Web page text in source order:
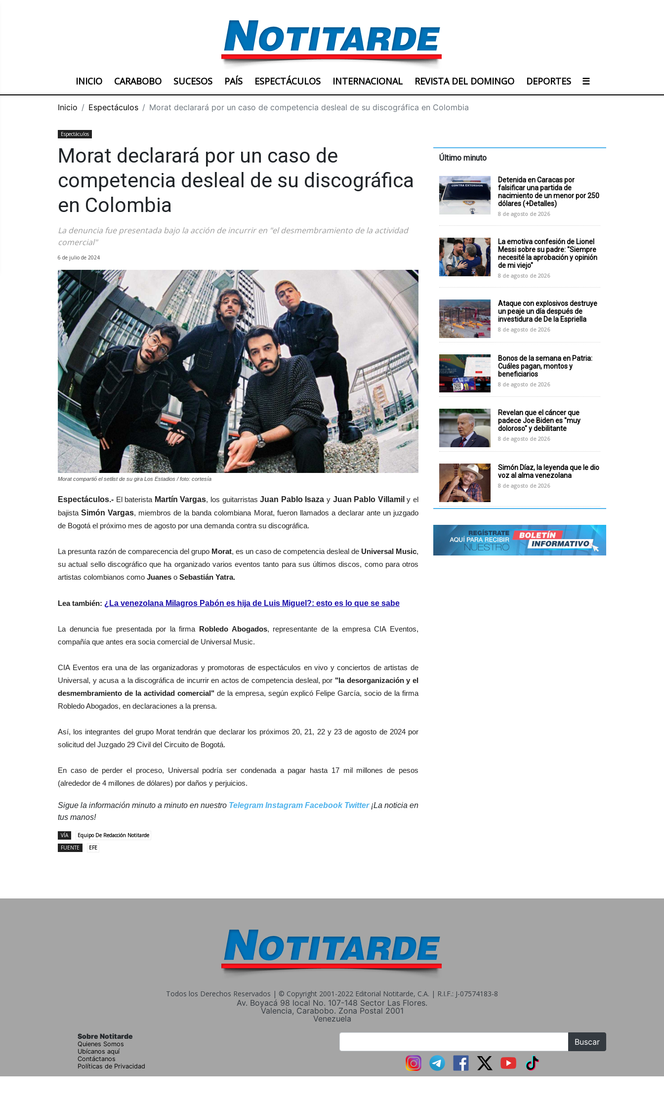
INICIO CARABOBO SUCESOS PAÍS ESPECTÁCULOS INTERNACIONAL REVISTA DEL DOMINGO DEPORTES ☰
Inicio Espectáculos Morat declarará por un caso de competencia desleal de su discográfica en Colombia
Espectáculos
Morat declarará por un caso de
competencia desleal de su discográfica
en Colombia
La denuncia fue presentada bajo la acción de incurrir en "el desmembramiento de la actividad
comercial"
6 de julio de 2024
Morat compartió el setlist de su gira Los Estadios / foto: cortesía
Espectáculos.- El baterista Martín Vargas, los guitarristas Juan Pablo Isaza y Juan Pablo Villamil y el
bajista Simón Vargas, miembros de la banda colombiana Morat, fueron llamados a declarar ante un juzgado
de Bogotá el próximo mes de agosto por una demanda contra su discográfica.
La presunta razón de comparecencia del grupo Morat, es un caso de competencia desleal de Universal Music,
su actual sello discográfico que ha organizado varios eventos tanto para sus últimos discos, como para otros
artistas colombianos como Juanes o Sebastián Yatra.
Lea también: ¿La venezolana Milagros Pabón es hija de Luis Miguel?: esto es lo que se sabe
La denuncia fue presentada por la firma Robledo Abogados, representante de la empresa CIA Eventos,
compañía que antes era socia comercial de Universal Music.
CIA Eventos era una de las organizadoras y promotoras de espectáculos en vivo y conciertos de artistas de
Universal, y acusa a la discográfica de incurrir en actos de competencia desleal, por "la desorganización y el
desmembramiento de la actividad comercial" de la empresa, según explicó Felipe García, socio de la firma
Robledo Abogados, en declaraciones a la prensa.
Así, los integrantes del grupo Morat tendrán que declarar los próximos 20, 21, 22 y 23 de agosto de 2024 por
solicitud del Juzgado 29 Civil del Circuito de Bogotá.
En caso de perder el proceso, Universal podría ser condenada a pagar hasta 17 mil millones de pesos
(alrededor de 4 millones de dólares) por daños y perjuicios.
Sigue la información minuto a minuto en nuestro Telegram Instagram Facebook Twitter¡La noticia en
tus manos!
VÍA
Equipo De Redacción Notitarde
FUENTE
EFE
Último minuto
Detenida en Caracas por
falsificar una partida de
nacimiento de un menor por 250
dólares (+Detalles)
8 de agosto de 2026
La emotiva confesión de Lionel
Messi sobre su padre: "Siempre
necesité la aprobación y opinión
de mi viejo"
8 de agosto de 2026
Ataque con explosivos destruye
un peaje un día después de
investidura de De la Espriella
8 de agosto de 2026
Bonos de la semana en Patria:
Cuáles pagan, montos y
beneficiarios
8 de agosto de 2026
Revelan que el cáncer que
padece Joe Biden es "muy
doloroso" y debilitante
8 de agosto de 2026
Simón Díaz, la leyenda que le dio
voz al alma venezolana
8 de agosto de 2026
Todos los Derechos Reservados | © Copyright 2001-2022 Editorial Notitarde, C.A. | R.I.F.: J-07574183-8
Av. Boyacá 98 local No. 107-148 Sector Las Flores.
Valencia, Carabobo. Zona Postal 2001
Venezuela
Sobre Notitarde
Quienes Somos
Ubícanos aquí
Contáctanos
Políticas de Privacidad
Buscar